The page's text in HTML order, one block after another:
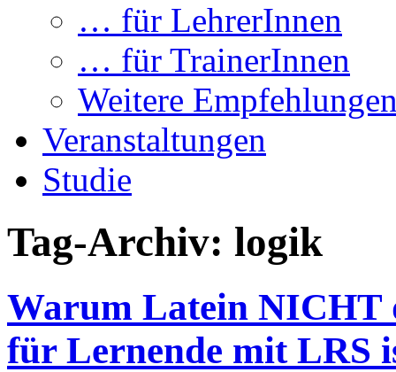
… für LehrerInnen
… für TrainerInnen
Weitere
Veranstaltungen
Studie
Tag-Archiv: logik
Warum Latein NICHT
für Lernende mit LRS